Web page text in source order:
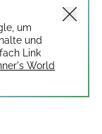
um
und
Link
World